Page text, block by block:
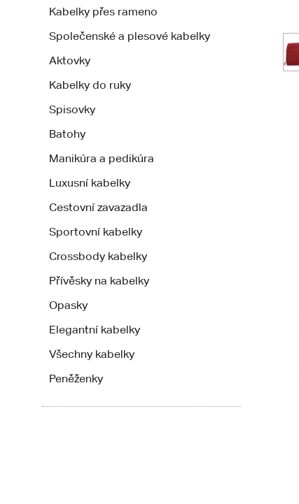
Kabelky přes rameno
Společenské a plesové kabelky
Aktovky
Kabelky do ruky
Spisovky
Batohy
Manikúra a pedikúra
Luxusní kabelky
Cestovní zavazadla
Sportovní kabelky
Crossbody kabelky
Přívěsky na kabelky
Opasky
Elegantní kabelky
Všechny kabelky
Peněženky